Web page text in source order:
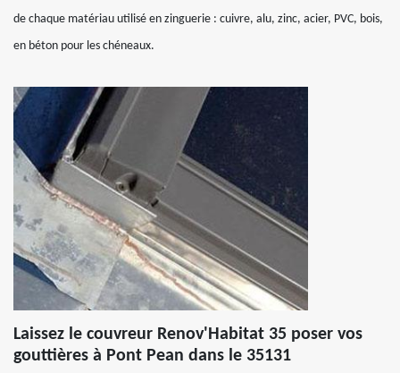
de chaque matériau utilisé en zinguerie : cuivre, alu, zinc, acier, PVC, bois,
en béton pour les chéneaux.
Laissez le couvreur Renov'Habitat 35 poser vos
gouttières à Pont Pean dans le 35131